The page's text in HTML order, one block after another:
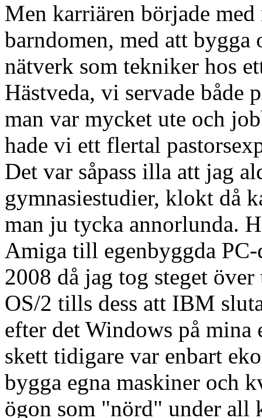
Men karriären började
barndomen, med att
nätverk som tekniker hos
Hästveda, vi servade både
man var mycket ute och
hade vi ett flertal
Det var såpass illa att jag
gymnasiestudier, klokt då
man ju tycka annorlunda.
Amiga till egenbyggda
2008 då jag tog steget
OS/2 tills dess att IBM
efter det Windows på mina
skett tidigare var enbart
bygga egna maskiner och
ögon som "nörd" under